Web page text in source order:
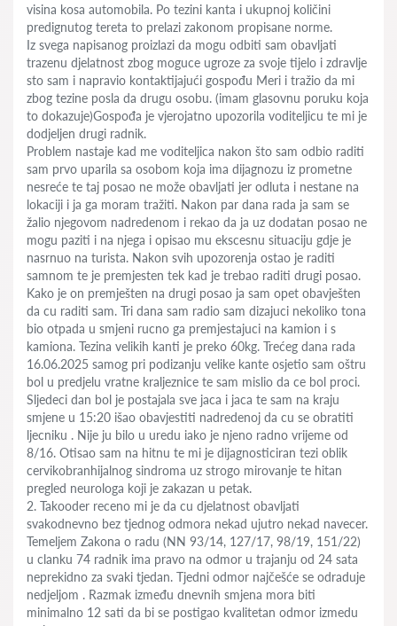
visina kosa automobila. Po tezini kanta i ukupnoj količini
predignutog tereta to prelazi zakonom propisane norme.
Iz svega napisanog proizlazi da mogu odbiti sam obavljati
trazenu djelatnost zbog moguce ugroze za svoje tijelo i zdravlje
sto sam i napravio kontaktijajući gospođu Meri i tražio da mi
zbog tezine posla da drugu osobu. (imam glasovnu poruku koja
to dokazuje)Gospođa je vjerojatno upozorila voditeljicu te mi je
dodjeljen drugi radnik.
Problem nastaje kad me voditeljica nakon što sam odbio raditi
sam prvo uparila sa osobom koja ima dijagnozu iz prometne
nesreće te taj posao ne može obavljati jer odluta i nestane na
lokaciji i ja ga moram tražiti. Nakon par dana rada ja sam se
žalio njegovom nadredenom i rekao da ja uz dodatan posao ne
mogu paziti i na njega i opisao mu ekscesnu situaciju gdje je
nasrnuo na turista. Nakon svih upozorenja ostao je raditi
samnom te je premjesten tek kad je trebao raditi drugi posao.
Kako je on premješten na drugi posao ja sam opet obavješten
da cu raditi sam. Tri dana sam radio sam dizajuci nekoliko tona
bio otpada u smjeni rucno ga premjestajuci na kamion i s
kamiona. Tezina velikih kanti je preko 60kg. Trećeg dana rada
16.06.2025 samog pri podizanju velike kante osjetio sam oštru
bol u predjelu vratne kraljeznice te sam mislio da ce bol proci.
Sljedeci dan bol je postajala sve jaca i jaca te sam na kraju
smjene u 15:20 išao obavjestiti nadredenoj da cu se obratiti
ljecniku . Nije ju bilo u uredu iako je njeno radno vrijeme od
8/16. Otisao sam na hitnu te mi je dijagnosticiran tezi oblik
cervikobranhijalnog sindroma uz strogo mirovanje te hitan
pregled neurologa koji je zakazan u petak.
2. Takooder receno mi je da cu djelatnost obavljati
svakodnevno bez tjednog odmora nekad ujutro nekad navecer.
Temeljem Zakona o radu (NN 93/14, 127/17, 98/19, 151/22)
u clanku 74 radnik ima pravo na odmor u trajanju od 24 sata
neprekidno za svaki tjedan. Tjedni odmor najčešće se odraduje
nedjeljom . Razmak između dnevnih smjena mora biti
minimalno 12 sati da bi se postigao kvalitetan odmor izmedu